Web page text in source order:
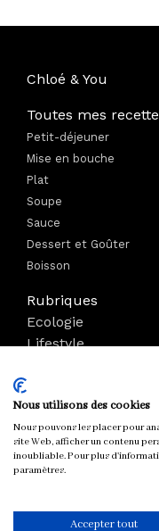
Chloé & You
Toutes mes
Petit-déjeuner
Mise en bouche
Plat
Soupe
Sauce
Dessert et Goûter
Boisson
Rubriques
Ecologie
Lifestyle
Mode
Boutique
Parutions
Tous droits
Nous utilisons des cookies
Nous pouvons les placer pour
site Web, afficher un contenu
inoubliable. Pour plus
paramètres.
Accepter tout